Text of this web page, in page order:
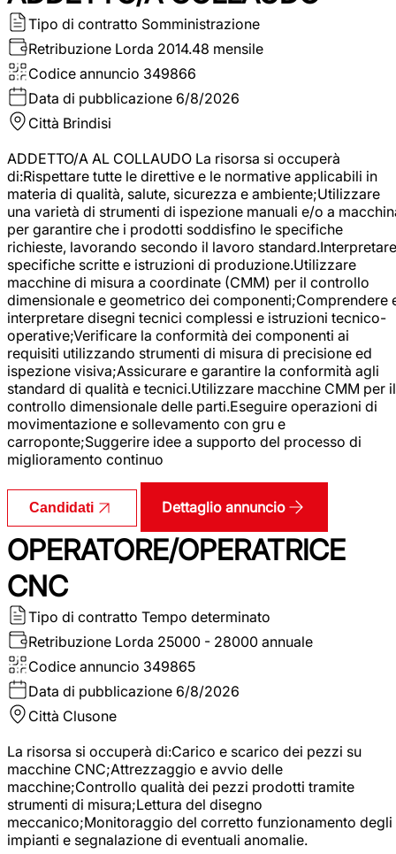
Tipo di contratto Somministrazione
Retribuzione Lorda 2014.48 mensile
Codice annuncio 349866
Data di pubblicazione 6/8/2026
Città Brindisi
ADDETTO/A AL COLLAUDO La risorsa si occuperà
di:Rispettare tutte le direttive e le normative applicabili in
materia di qualità, salute, sicurezza e ambiente;Utilizzare
una varietà di strumenti di ispezione manuali e/o a
per garantire che i prodotti soddisfino le specifiche
richieste, lavorando secondo il lavoro standard.Interpretare
specifiche scritte e istruzioni di produzione.Utilizzare
macchine di misura a coordinate (CMM) per il controllo
dimensionale e geometrico dei componenti;Comprendere
interpretare disegni tecnici complessi e istruzioni tecnico-
operative;Verificare la conformità dei componenti ai
requisiti utilizzando strumenti di misura di precisione ed
ispezione visiva;Assicurare e garantire la conformità agli
standard di qualità e tecnici.Utilizzare macchine CMM per il
controllo dimensionale delle parti.Eseguire operazioni di
movimentazione e sollevamento con gru e
carroponte;Suggerire idee a supporto del processo di
miglioramento continuo
Candidati Dettaglio annuncio
OPERATORE/OPERATRICE
CNC
Tipo di contratto Tempo determinato
Retribuzione Lorda 25000 - 28000 annuale
Codice annuncio 349865
Data di pubblicazione 6/8/2026
Città Clusone
La risorsa si occuperà di:Carico e scarico dei pezzi su
macchine CNC;Attrezzaggio e avvio delle
macchine;Controllo qualità dei pezzi prodotti tramite
strumenti di misura;Lettura del disegno
meccanico;Monitoraggio del corretto funzionamento degli
impianti e segnalazione di eventuali anomalie.